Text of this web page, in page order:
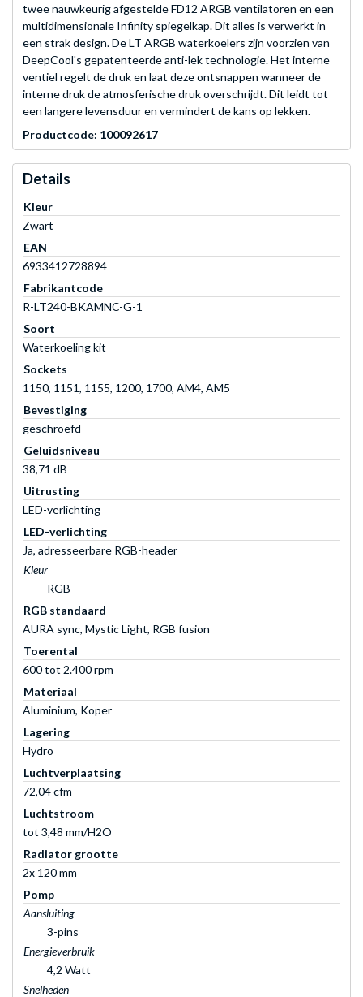
twee nauwkeurig afgestelde FD12 ARGB ventilatoren en een
multidimensionale Infinity spiegelkap. Dit alles is verwerkt in
een strak design. De LT ARGB waterkoelers zijn voorzien van
DeepCool's gepatenteerde anti-lek technologie. Het interne
ventiel regelt de druk en laat deze ontsnappen wanneer de
interne druk de atmosferische druk overschrijdt. Dit leidt tot
een langere levensduur en vermindert de kans op lekken.
Productcode: 100092617
Details
Kleur
Zwart
EAN
6933412728894
Fabrikantcode
R-LT240-BKAMNC-G-1
Soort
Waterkoeling kit
Sockets
1150, 1151, 1155, 1200, 1700, AM4, AM5
Bevestiging
geschroefd
Geluidsniveau
38,71 dB
Uitrusting
LED-verlichting
LED-verlichting
Ja, adresseerbare RGB-header
Kleur
RGB
RGB standaard
AURA sync, Mystic Light, RGB fusion
Toerental
600 tot 2.400 rpm
Materiaal
Aluminium, Koper
Lagering
Hydro
Luchtverplaatsing
72,04 cfm
Luchtstroom
tot 3,48 mm/H2O
Radiator grootte
2x 120 mm
Pomp
Aansluiting
3-pins
Energieverbruik
4,2 Watt
Snelheden